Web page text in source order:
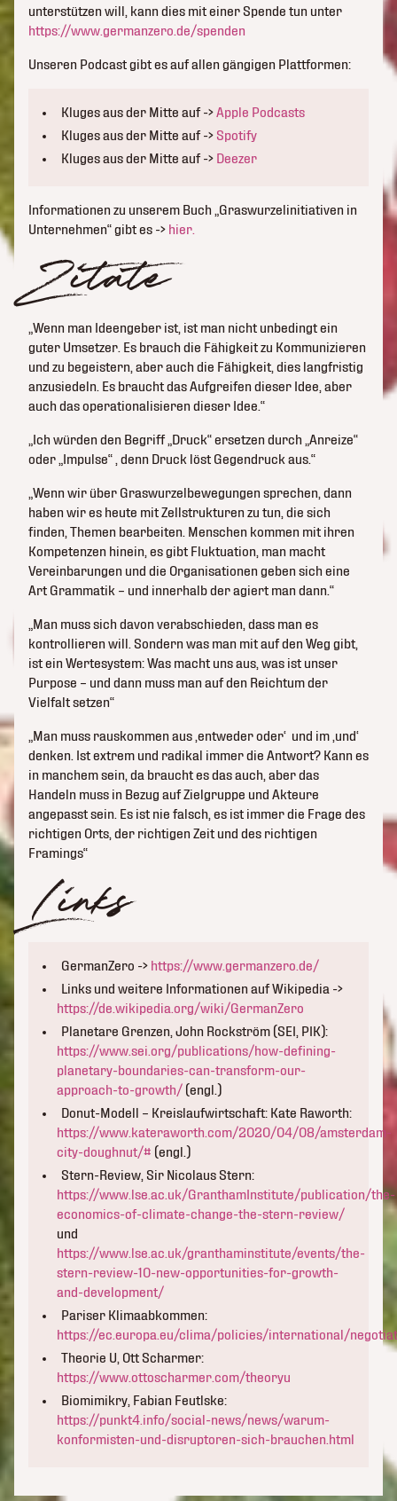
unterstützen will, kann dies mit einer Spende tun unter
https://www.germanzero.de/spenden
Unseren Podcast gibt es auf allen gängigen Plattformen:
Kluges aus der Mitte auf ->Apple Podcasts
Kluges aus der Mitte auf -> Spotify
Kluges aus der Mitte auf -> Deezer
Informationen zu unserem Buch „Graswurzelinitiativen in
Unternehmen“ gibt es -> hier.
Zitate
„Wenn man Ideengeber ist, ist man nicht unbedingt ein
guter Umsetzer. Es brauch die Fähigkeit zu Kommunizieren
und zu begeistern, aber auch die Fähigkeit, dies langfristig
anzusiedeln. Es braucht das Aufgreifen dieser Idee, aber
auch das operationalisieren dieser Idee.“
„Ich würden den Begriff „Druck“ ersetzen durch „Anreize“
oder „Impulse“ , denn Druck löst Gegendruck aus.“
„Wenn wir über Graswurzelbewegungen sprechen, dann
haben wir es heute mit Zellstrukturen zu tun, die sich
finden, Themen bearbeiten. Menschen kommen mit ihren
Kompetenzen hinein, es gibt Fluktuation, man macht
Vereinbarungen und die Organisationen geben sich eine
Art Grammatik – und innerhalb der agiert man dann.“
„Man muss sich davon verabschieden, dass man es
kontrollieren will. Sondern was man mit auf den Weg gibt,
ist ein Wertesystem: Was macht uns aus, was ist unser
Purpose – und dann muss man auf den Reichtum der
Vielfalt setzen“
„Man muss rauskommen aus ‚entweder oder‘ und im ‚und‘
denken. Ist extrem und radikal immer die Antwort? Kann es
in manchem sein, da braucht es das auch, aber das
Handeln muss in Bezug auf Zielgruppe und Akteure
angepasst sein. Es ist nie falsch, es ist immer die Frage des
richtigen Orts, der richtigen Zeit und des richtigen
Framings“
Links
GermanZero -> https://www.germanzero.de/
Links und weitere Informationen auf Wikipedia ->
https://de.wikipedia.org/wiki/GermanZero
Planetare Grenzen, John Rockström (SEI, PIK):
https://www.sei.org/publications/how-defining-
planetary-boundaries-can-transform-our-
approach-to-growth/ (engl.)
Donut-Modell – Kreislaufwirtschaft: Kate Raworth:
https://www.kateraworth.com/2020/04/08/amsterdam-
city-doughnut/# (engl.)
Stern-Review, Sir Nicolaus Stern:
https://www.lse.ac.uk/GranthamInstitute/publication/the-
economics-of-climate-change-the-stern-review/
und
https://www.lse.ac.uk/granthaminstitute/events/the-
stern-review-10-new-opportunities-for-growth-
and-development/
Pariser Klimaabkommen:
https://ec.europa.eu/clima/policies/international/
Theorie U, Ott Scharmer:
https://www.ottoscharmer.com/theoryu
Biomimikry, Fabian Feutlske:
https://punkt4.info/social-news/news/warum-
konformisten-und-disruptoren-sich-brauchen.html